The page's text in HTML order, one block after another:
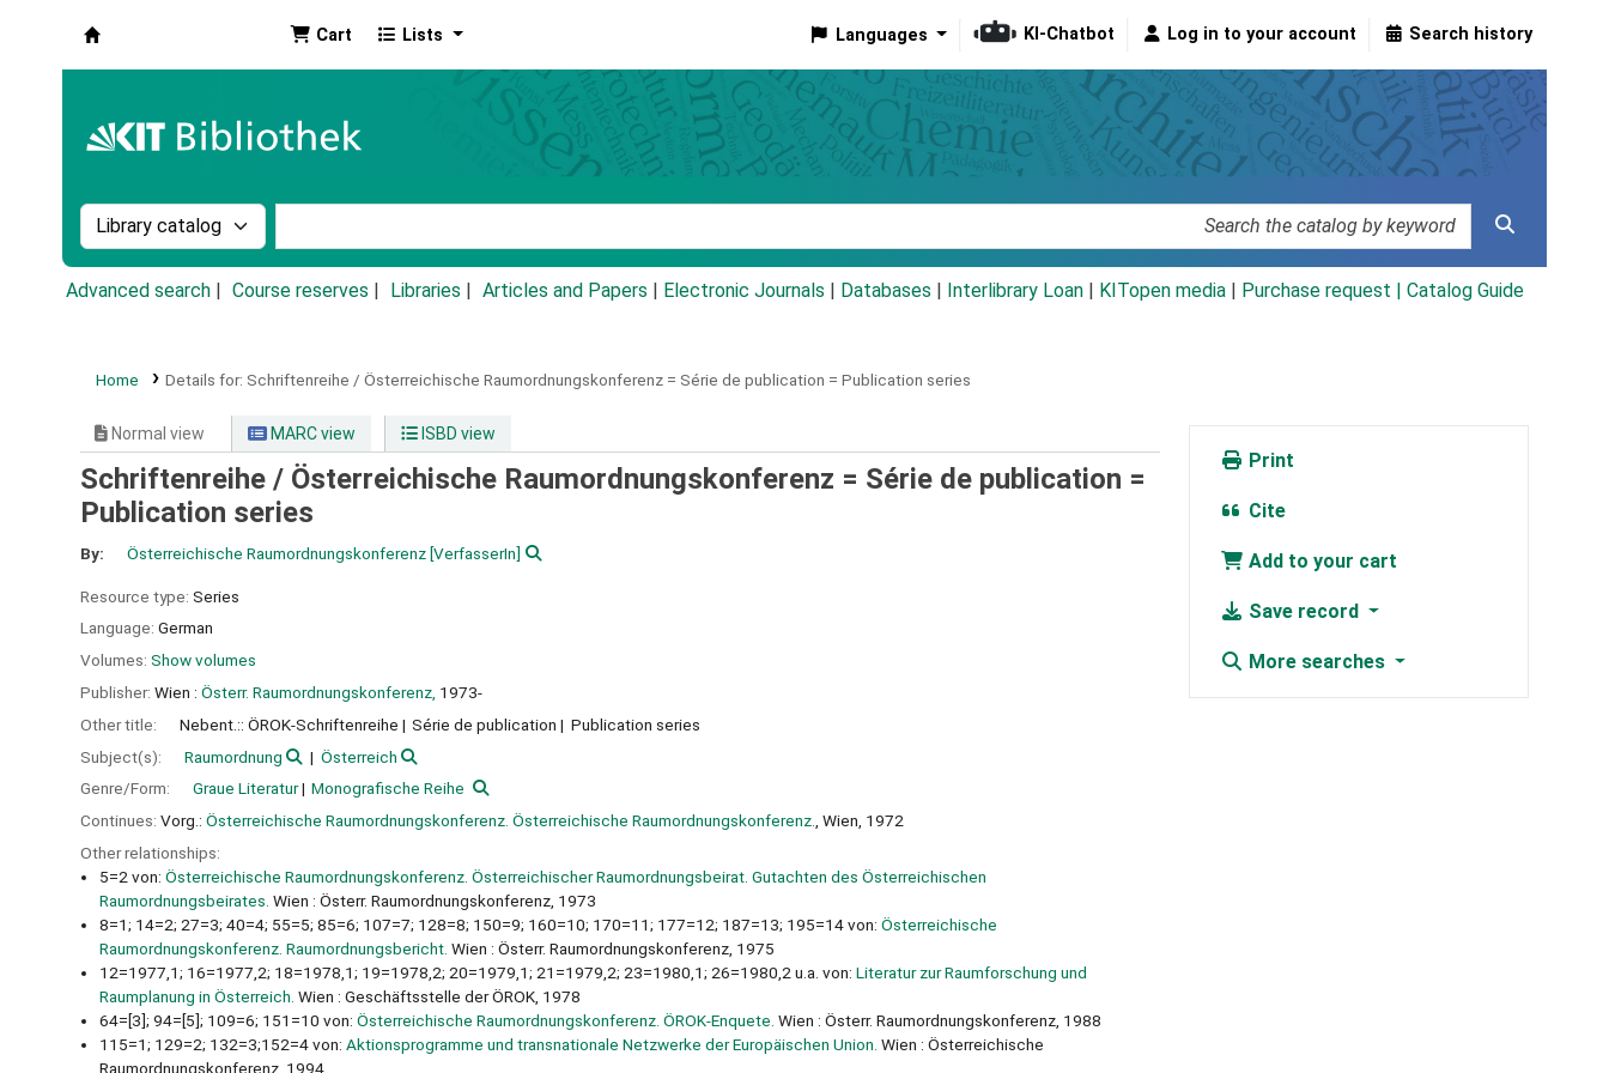
Cart Lists Languages KI-Chatbot Log in to your account Search history
Search the catalog by:
Advanced search Course reserves Libraries Articles and Papers Electronic Journals Databases Interlibrary Loan KITopen media Purchase request | Catalog Guide
Home Details for: Schriftenreihe / Österreichische Raumordnungskonferenz = Série de publication = Publication series
Normal view MARC view ISBD view
Schriftenreihe / Österreichische Raumordnungskonferenz = Série de publication =
Publication series
By: Österreichische Raumordnungskonferenz[VerfasserIn]
Resource type: Series
Language: German
Volumes: Show volumes
Publisher: Wien : Österr. Raumordnungskonferenz, 1973-
Other title:
Nebent.:: ÖROK-Schriftenreihe Série de publication
Publication series
Subject(s):
Raumordnung
Österreich
Genre/Form:
Graue Literatur
Monografische Reihe
Continues: Vorg.: Österreichische Raumordnungskonferenz. Österreichische Raumordnungskonferenz. , Wien, 1972
Other relationships:
5=2 von: Österreichische Raumordnungskonferenz. Österreichischer Raumordnungsbeirat. Gutachten des Österreichischen
Raumordnungsbeirates. Wien : Österr. Raumordnungskonferenz, 1973
8=1; 14=2; 27=3; 40=4; 55=5; 85=6; 107=7; 128=8; 150=9; 160=10; 170=11; 177=12; 187=13; 195=14 von: Österreichische
Raumordnungskonferenz. Raumordnungsbericht. Wien : Österr. Raumordnungskonferenz, 1975
12=1977,1; 16=1977,2; 18=1978,1; 19=1978,2; 20=1979,1; 21=1979,2; 23=1980,1; 26=1980,2 u.a. von: Literatur zur Raumforschung und
Raumplanung in Österreich. Wien : Geschäftsstelle der ÖROK, 1978
64=[3]; 94=[5]; 109=6; 151=10 von: Österreichische Raumordnungskonferenz. ÖROK-Enquete. Wien : Österr. Raumordnungskonferenz, 1988
115=1; 129=2; 132=3;152=4 von: Aktionsprogramme und transnationale Netzwerke der Europäischen Union. Wien : Österreichische
Raumordnungskonferenz, 1994
Print
Cite
Add to your cart
Save record
More searches